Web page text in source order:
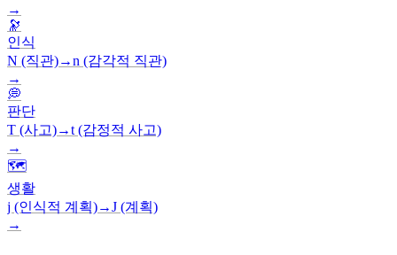
→
🔭
인식
N (직관)→n (감각적 직관)
→
💭
판단
T (사고)→t (감정적 사고)
→
🗺️
생활
j (인식적 계획)→J (계획)
→